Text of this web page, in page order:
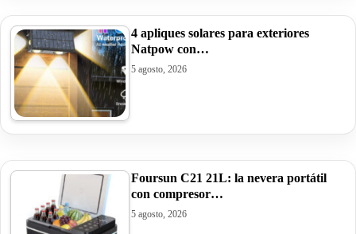
4 apliques solares para exteriores
Natpow con…
5 agosto, 2026
Foursun C21 21L: la nevera portátil
con compresor…
5 agosto, 2026